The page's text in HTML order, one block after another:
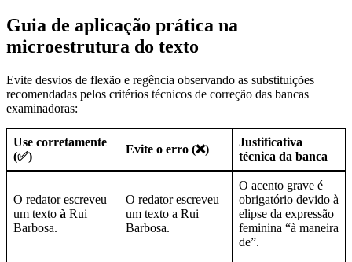
Guia de aplicação prática na
microestrutura do texto
Evite desvios de flexão e regência observando as substituições
recomendadas pelos critérios técnicos de correção das bancas
examinadoras:
Use corretamente
(✅)
Evite o erro (❌)
Justificativa
técnica da banca
O redator escreveu
um texto à Rui
Barbosa.
O redator escreveu
um texto a Rui
Barbosa.
O acento grave é
obrigatório devido à
elipse da expressão
feminina “à maneira
de”.